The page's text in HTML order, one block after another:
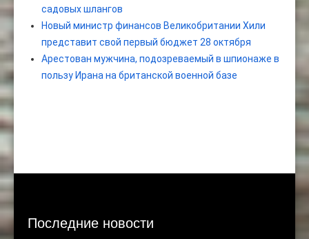
садовых шлангов
Новый министр финансов Великобритании Хили
представит свой первый бюджет 28 октября
Арестован мужчина, подозреваемый в шпионаже в
пользу Ирана на британской военной базе
Последние новости